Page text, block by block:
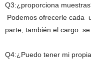
Q3:¿proporciona
Podemos ofrecerle
parte, también el cargo
Q4:¿Puedo tener mi